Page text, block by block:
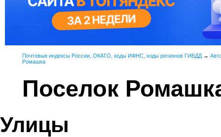
Почтовые индексы России, ОКАТО, коды ИФНС, коды регионов ГИБДД →
Ромашка
Поселок
Улицы